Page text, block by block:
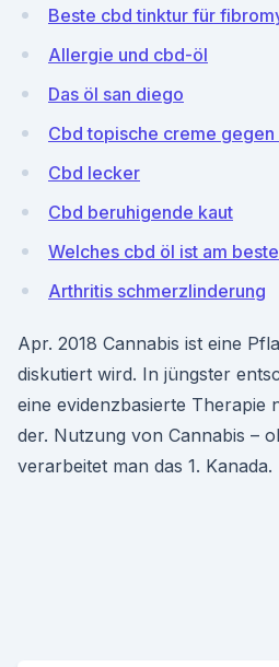
Beste cbd tinktur für
Allergie und cbd-öl
Das öl san diego
Cbd topische creme
Cbd lecker
Cbd beruhigende kaut
Welches cbd öl ist am
Arthritis schmerzlinderung
Apr. 2018 Cannabis ist eine
diskutiert wird. In jüngster
eine evidenzbasierte Therapie
der. Nutzung von Cannabis –
verarbeitet man das 1. Kanada.